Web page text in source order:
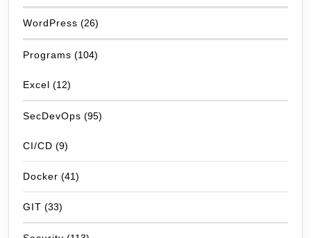
WordPress (26)
Programs (104)
Excel (12)
SecDevOps (95)
CI/CD (9)
Docker (41)
GIT (33)